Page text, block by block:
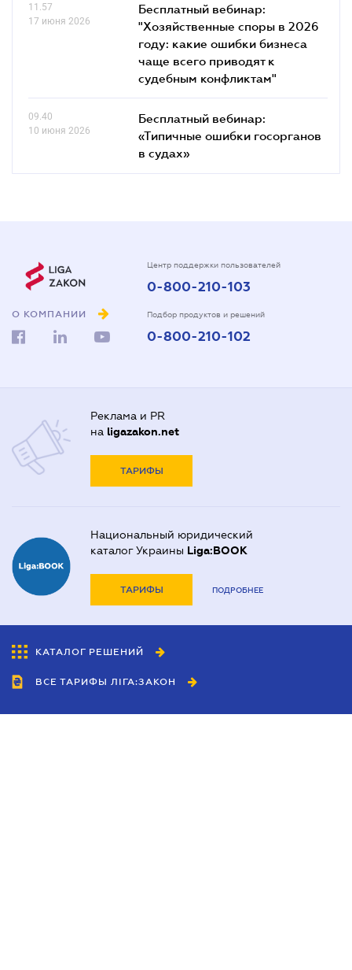
11.57
17 июня 2026
Бесплатный вебинар:
"Хозяйственные споры в 2026
году: какие ошибки бизнеса
чаще всего приводят к
судебным конфликтам"
09.40
10 июня 2026
Бесплатный вебинар:
«Типичные ошибки госорганов
в судах»
О КОМПАНИИ
Центр поддержки пользователей
0-800-210-103
Подбор продуктов и решений
0-800-210-102
Реклама и PR
на ligazakon.net
ТАРИФЫ
Национальный юридический
каталог Украины Liga:BOOK
ТАРИФЫ ПОДРОБНЕЕ
КАТАЛОГ РЕШЕНИЙ
ВСЕ ТАРИФЫ ЛІГА:ЗАКОН